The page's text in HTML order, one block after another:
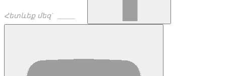
Հետևեք մեզ` _____